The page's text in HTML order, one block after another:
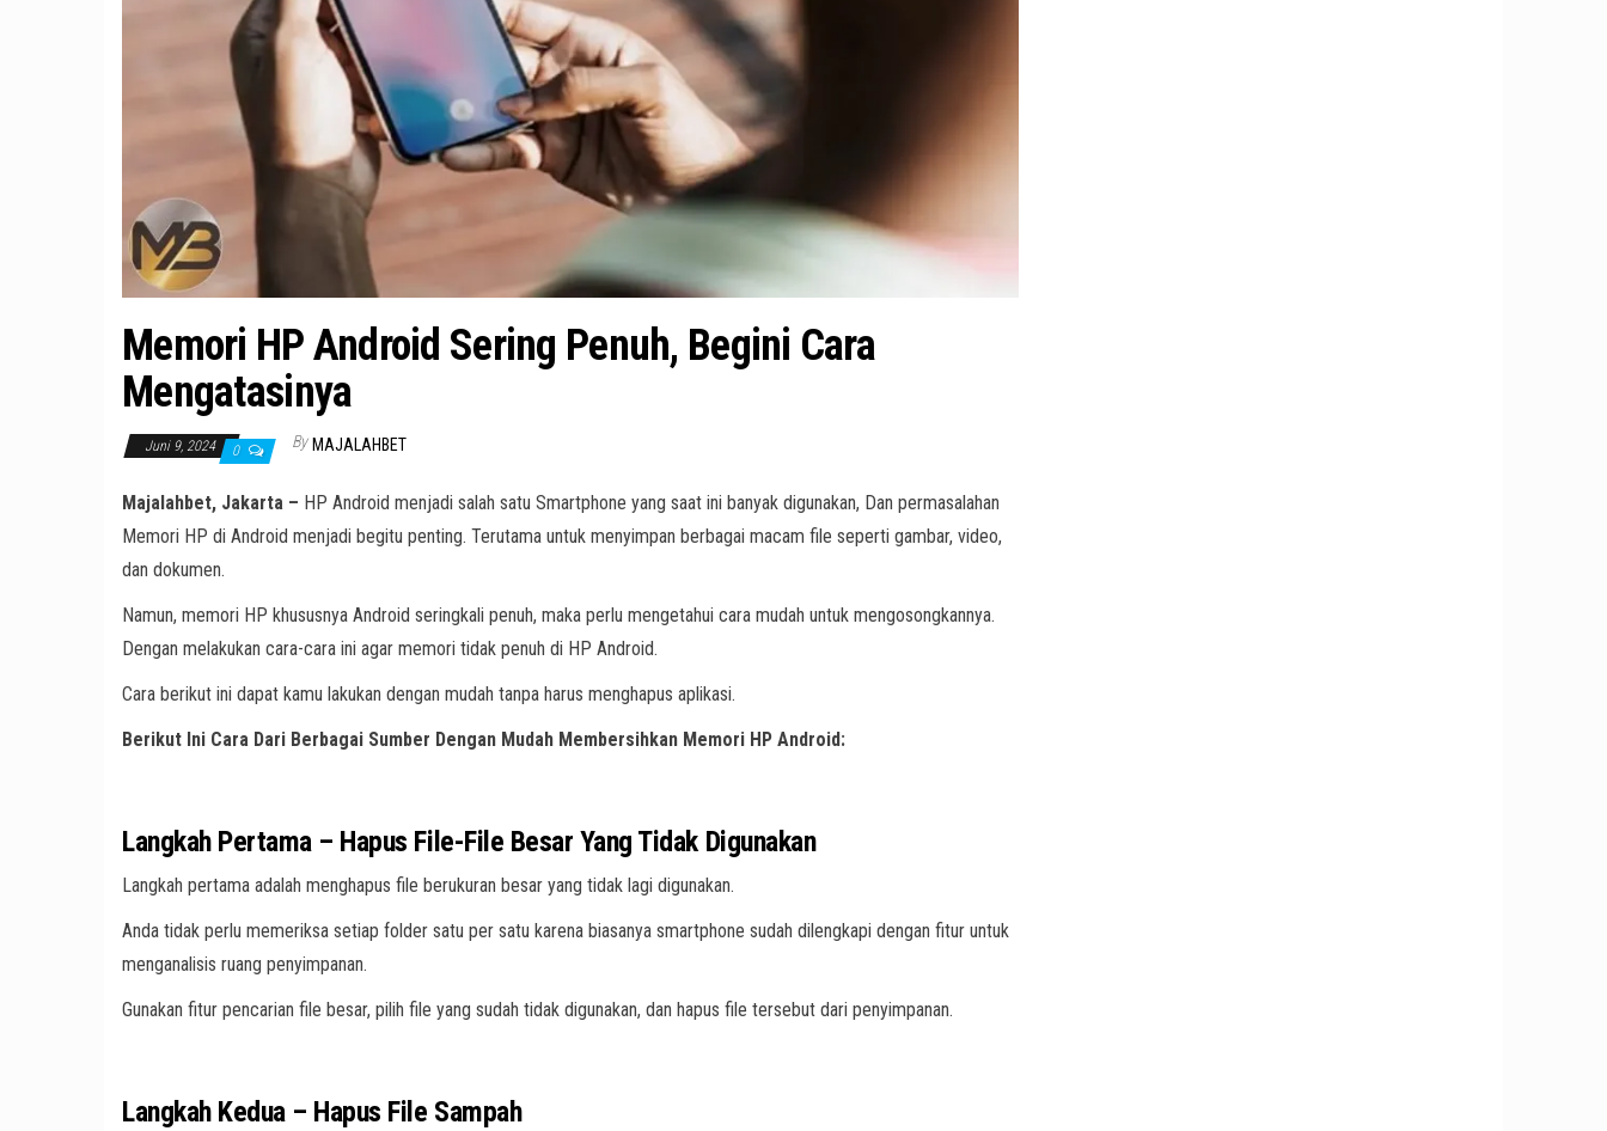
Memori HP Android Sering Penuh, Begini Cara
Mengatasinya
Juni 9, 2024 0 By MAJALAHBET
Majalahbet, Jakarta – HP Android menjadi salah satu Smartphone yang saat ini banyak digunakan, Dan permasalahan
Memori HP di Android menjadi begitu penting. Terutama untuk menyimpan berbagai macam file seperti gambar, video,
dan dokumen.
Namun, memori HP khususnya Android seringkali penuh, maka perlu mengetahui cara mudah untuk mengosongkannya.
Dengan melakukan cara-cara ini agar memori tidak penuh di HP Android.
Cara berikut ini dapat kamu lakukan dengan mudah tanpa harus menghapus aplikasi.
Berikut Ini Cara Dari Berbagai Sumber Dengan Mudah Membersihkan Memori HP Android:
Langkah Pertama – Hapus File-File Besar Yang Tidak Digunakan
Langkah pertama adalah menghapus file berukuran besar yang tidak lagi digunakan.
Anda tidak perlu memeriksa setiap folder satu per satu karena biasanya smartphone sudah dilengkapi dengan fitur untuk
menganalisis ruang penyimpanan.
Gunakan fitur pencarian file besar, pilih file yang sudah tidak digunakan, dan hapus file tersebut dari penyimpanan.
Langkah Kedua – Hapus File Sampah